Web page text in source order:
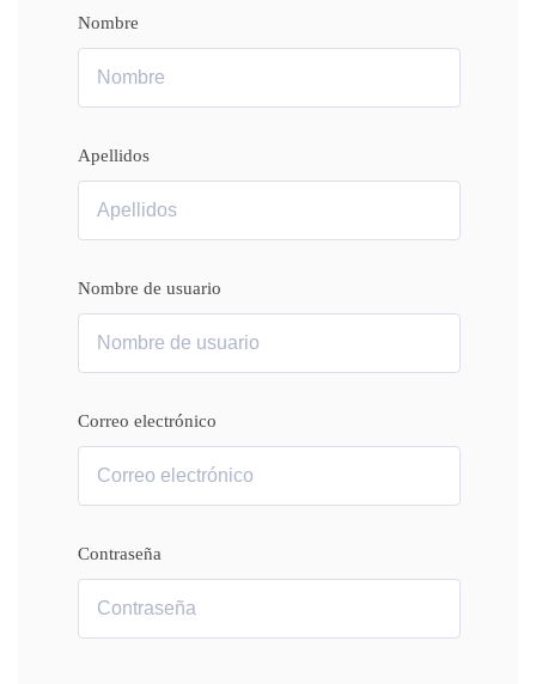
Nombre
Apellidos
Nombre de usuario
Correo electrónico
Contraseña